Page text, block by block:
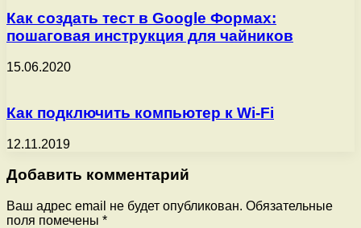
Как создать тест в Google Формах:
пошаговая инструкция для чайников
15.06.2020
Как подключить компьютер к Wi-Fi
12.11.2019
Добавить комментарий
Ваш адрес email не будет опубликован. Обязательные
поля помечены *